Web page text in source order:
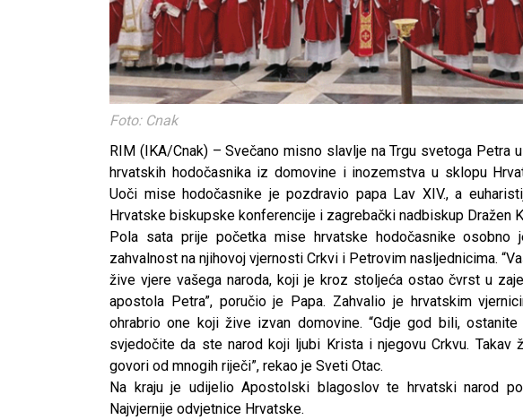
Foto: Cnak
RIM (IKA/Cnak) – Svečano misno slavlje na Trgu svetoga Petra
hrvatskih hodočasnika iz domovine i inozemstva u sklopu
Uoči mise hodočasnike je pozdravio papa Lav XIV., a
Hrvatske biskupske konferencije i zagrebački nadbiskup Dražen
Pola sata prije početka mise hrvatske hodočasnike osobno
zahvalnost na njihovoj vjernosti Crkvi i Petrovim nasljednicima.
žive vjere vašega naroda, koji je kroz stoljeća ostao čvrst u
apostola Petra”, poručio je Papa. Zahvalio je hrvatskim
ohrabrio one koji žive izvan domovine. “Gdje god bili,
svjedočite da ste narod koji ljubi Krista i njegovu Crkvu. Takav
govori od mnogih riječi”, rekao je Sveti Otac.
Na kraju je udijelio Apostolski blagoslov te hrvatski narod
Najvjernije odvjetnice Hrvatske.